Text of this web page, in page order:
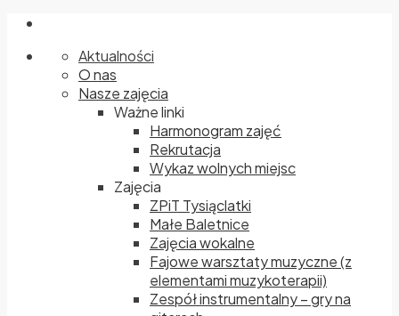
Aktualności
O nas
Nasze zajęcia
Ważne linki
Harmonogram zajęć
Rekrutacja
Wykaz wolnych miejsc
Zajęcia
ZPiT Tysiąclatki
Małe Baletnice
Zajęcia wokalne
Fajowe warsztaty muzyczne (z
elementami muzykoterapii)
Zespół instrumentalny – gry na